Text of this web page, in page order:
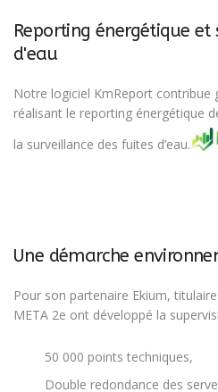
Reporting énergétique
d'eau
Notre logiciel KmReport
réalisant le reporting énergétique
la surveillance des fuites d’eau.
Une démarche
Pour son partenaire Ekium,
META 2e ont développé la
50 000 points techniques,
Double redondance des